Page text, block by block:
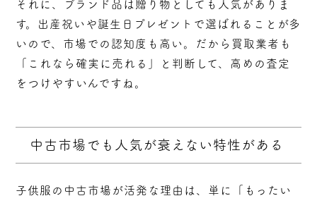
それに、ブランド品は贈り物としても人気がありま
す。出産祝いや誕生日プレゼントで選ばれることが多
いので、市場での認知度も高い。だから買取業者も
「これなら確実に売れる」と判断して、高めの査定
をつけやすいんですね。
中古市場でも人気が衰えない特性がある
子供服の中古市場が活発な理由は、単に「もったい